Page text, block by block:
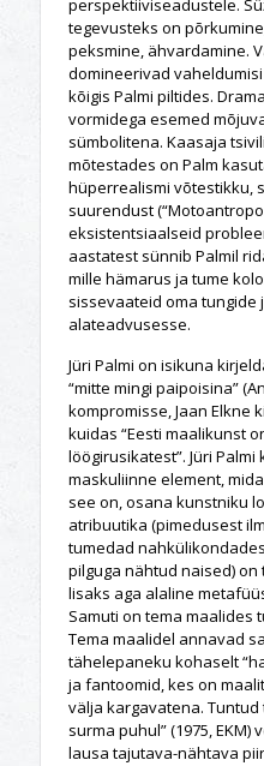
perspektiiviseadustele.
tegevusteks on
peksmine, ähvardamine.
domineerivad
kõigis Palmi piltides.
vormidega esemed
sümbolitena. Kaasaja
mõtestades on Palm
hüperrealismi võtestikku,
suurendust
eksistentsiaalseid
aastatest sünnib Palmil
mille hämarus ja tume
sissevaateid oma tungide
alateadvusesse.
Jüri Palmi on isikuna
“mitte mingi paipoisina”
kompromisse, Jaan Elkne
kuidas “Eesti maalikunst
löögirusikatest”. Jüri
maskuliinne element,
see on, osana kunstniku
atribuutika (pimedusest
tumedad
pilguga nähtud naised)
lisaks aga alaline
Samuti on tema maalides
Tema maalidel annavad
tähelepaneku kohaselt
ja fantoomid, kes on
välja kargavatena. Tuntud
surma puhul” (1975, EKM)
lausa tajutava-nähtava